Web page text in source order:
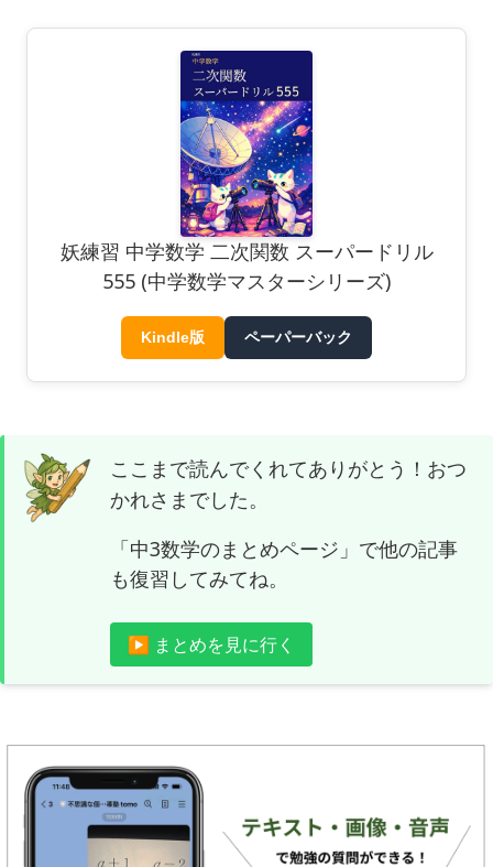
妖練習 中学数学 二次関数 スーパードリル
555 (中学数学マスターシリーズ)
Kindle版 ペーパーバック
ここまで読んでくれてありがとう！おつ
かれさまでした。
「中3数学のまとめページ」で他の記事
も復習してみてね。
▶ まとめを見に行く